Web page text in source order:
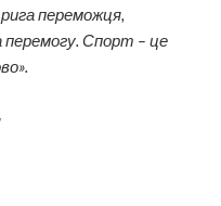
переможця,
перемогу. Спорт – це